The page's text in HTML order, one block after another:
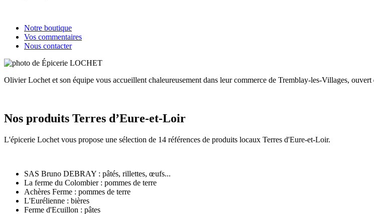
Notre boutique
Vos commentaires
Nous contacter
Olivier Lochet et son équipe vous accueillent chaleureusement dans leur commerce de Tremblay-les-Villages,
Nos produits Terres d’Eure-et-Loir
L'épicerie Lochet vous propose une sélection de 14 références de produits locaux Terres d'Eure-et-Loir.
SAS Bruno DEBRAY : pâtés, rillettes, œufs...
La ferme du Colombier : pommes de terre
Achères Ferme : pommes de terre
L'Eurélienne : bières
Ferme d'Ecuillon : pâtes